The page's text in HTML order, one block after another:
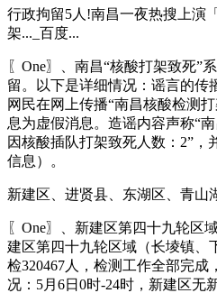
行政拘留5人!南昌一夜热搜上演
架..._百度...
〖One〗、南昌“核酸打架致死”
留。以下是详细情况：谣言的传
网民在网上传播“南昌核酸检测
息为虚假消息。造谣内容声称“
因核酸插队打架致死人数：2”，
信息）。
新建区、进贤县、东湖区、青山
〖One〗、新建区第四十九轮区
建区第四十九轮区域（长堎镇、
检320467人，检测工作全部完
况：5月6日0时-24时，新建区无